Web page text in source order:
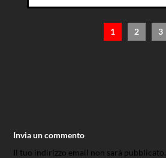
1 2 3
Invia un commento
Il tuo indirizzo email non sarà pubblicato.